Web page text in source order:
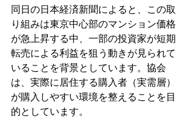
同日の日本経済新聞によると、この取
り組みは東京中心部のマンション価格
が急上昇する中、一部の投資家が短期
転売による利益を狙う動きが見られて
いることを背景としています。協会
は、実際に居住する購入者（実需層）
が購入しやすい環境を整えることを目
的としています。